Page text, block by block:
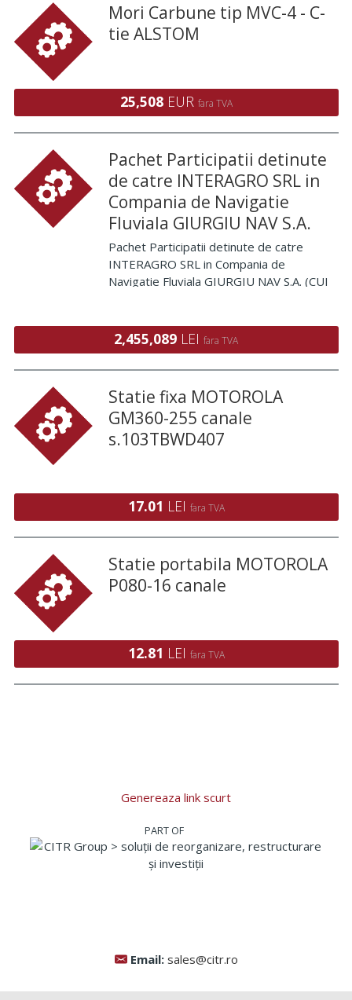
Mori Carbune tip MVC-4 - C-
tie ALSTOM
25,508 EUR fara TVA
Pachet Participatii detinute
de catre INTERAGRO SRL in
Compania de Navigatie
Fluviala GIURGIU NAV S.A.
Pachet Participatii detinute de catre
INTERAGRO SRL in Compania de
Navigatie Fluviala GIURGIU NAV S.A. (CUI
92.5448%
2,455,089 LEI fara TVA
Statie fixa MOTOROLA
GM360-255 canale
s.103TBWD407
17.01 LEI fara TVA
Statie portabila MOTOROLA
P080-16 canale
12.81 LEI fara TVA
Genereaza link scurt
Email: sales@citr.ro